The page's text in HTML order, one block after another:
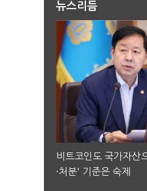
뉴스리듬
비트코인도 국가자산
·처분' 기준은 숙제